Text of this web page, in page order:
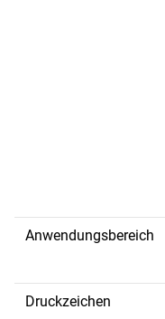
Anwendungsbereich
Druckzeichen